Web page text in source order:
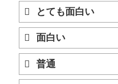
添乗員
観光施
仕事場
発信い
とても面白い
面白い
普通